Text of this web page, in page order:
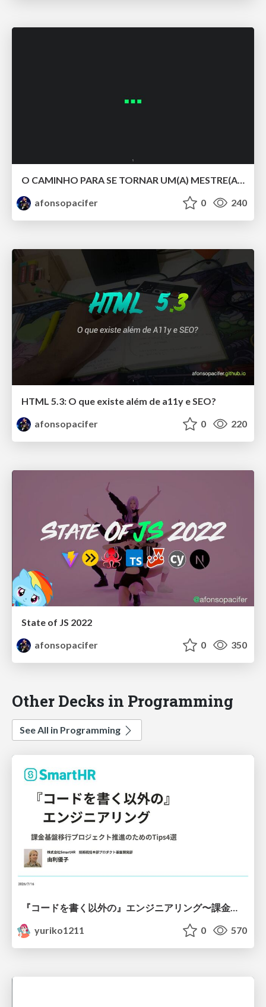
afonsopacifer
0 240
HTML 5.3: O que existe além de a11y e SEO?
afonsopacifer
0 220
State of JS 2022
afonsopacifer
0 350
Other Decks in Programming
See All in Programming
yuriko1211
0 570